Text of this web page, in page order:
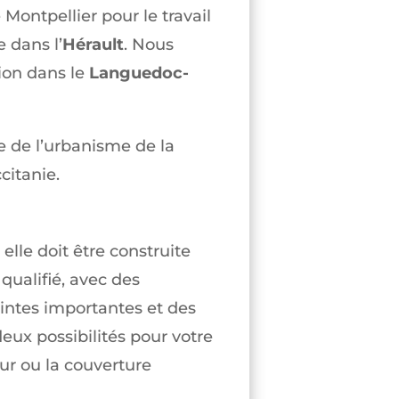
pour le travail
dans l’Hérault. Nous
dans le Languedoc-
l’urbanisme de la
elle doit être construite
avec des
importantes et des
possibilités pour votre
ou la couverture